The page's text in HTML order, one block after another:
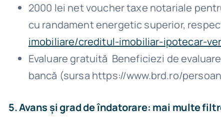
2000 lei net voucher taxe notariale
cu randament energetic superior,
imobiliare/creditul-imobiliar-ipotecar-
Evaluare gratuită Beneficiezi de
bancă (sursa https://www.brd.ro/
5. Avans și grad de îndatorare: mai multe